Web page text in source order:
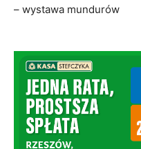
– wystawa mundurów